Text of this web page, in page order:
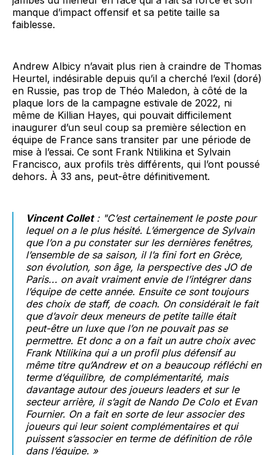
manque d’impact offensif et sa petite taille sa
faiblesse.
Andrew Albicy n’avait plus rien à craindre de Thomas
Heurtel, indésirable depuis qu’il a cherché l’exil (doré)
en Russie, pas trop de Théo Maledon, à côté de la
plaque lors de la campagne estivale de 2022, ni
même de Killian Hayes, qui pouvait difficilement
inaugurer d’un seul coup sa première sélection en
équipe de France sans transiter par une période de
mise à l’essai. Ce sont Frank Ntilikina et Sylvain
Francisco, aux profils très différents, qui l’ont poussé
dehors. À 33 ans, peut-être définitivement.
Vincent Collet: "C’est certainement le poste pour
lequel on a le plus hésité. L’émergence de Sylvain
que l’on a pu constater sur les dernières fenêtres,
l’ensemble de sa saison, il l’a fini fort en Grèce,
son évolution, son âge, la perspective des JO de
Paris... on avait vraiment envie de l’intégrer dans
l’équipe de cette année. Ensuite ce sont toujours
des choix de staff, de coach. On considérait le fait
que d’avoir deux meneurs de petite taille était
peut-être un luxe que l’on ne pouvait pas se
permettre. Et donc a on a fait un autre choix avec
Frank Ntilikina qui a un profil plus défensif au
même titre qu’Andrew et on a beaucoup réfléchi en
terme d’équilibre, de complémentarité, mais
davantage autour des joueurs leaders et sur le
secteur arrière, il s’agit de Nando De Colo et Evan
Fournier. On a fait en sorte de leur associer des
joueurs qui leur soient complémentaires et qui
puissent s’associer en terme de définition de rôle
dans l’équipe. »